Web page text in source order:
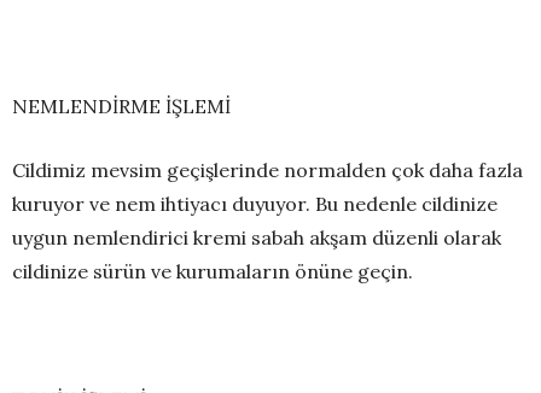
NEMLENDİRME İŞLEMİ
Cildimiz mevsim geçişlerinde normalden çok daha fazla
kuruyor ve nem ihtiyacı duyuyor. Bu nedenle cildinize
uygun nemlendirici kremi sabah akşam düzenli olarak
cildinize sürün ve kurumaların önüne geçin.